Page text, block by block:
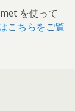
を使って
こちらをご覧